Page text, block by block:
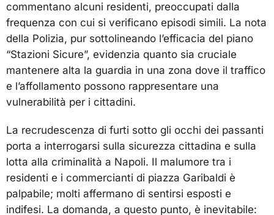
commentano alcuni residenti, preoccupati dalla
frequenza con cui si verificano episodi simili. La nota
della Polizia, pur sottolineando l’efficacia del piano
“Stazioni Sicure”, evidenzia quanto sia cruciale
mantenere alta la guardia in una zona dove il traffico
e l’affollamento possono rappresentare una
vulnerabilità per i cittadini.
La recrudescenza di furti sotto gli occhi dei passanti
porta a interrogarsi sulla sicurezza cittadina e sulla
lotta alla criminalità a Napoli. Il malumore tra i
residenti e i commercianti di piazza Garibaldi è
palpabile; molti affermano di sentirsi esposti e
indifesi. La domanda, a questo punto, è inevitabile: